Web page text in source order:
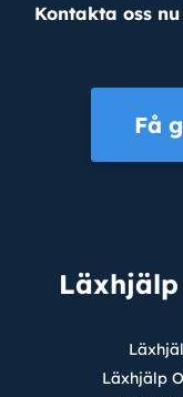
Kontakta oss
Få
Läxhjälp